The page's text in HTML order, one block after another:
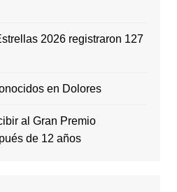
2026 registraron 127
en Dolores
al Gran Premio
de 12 años